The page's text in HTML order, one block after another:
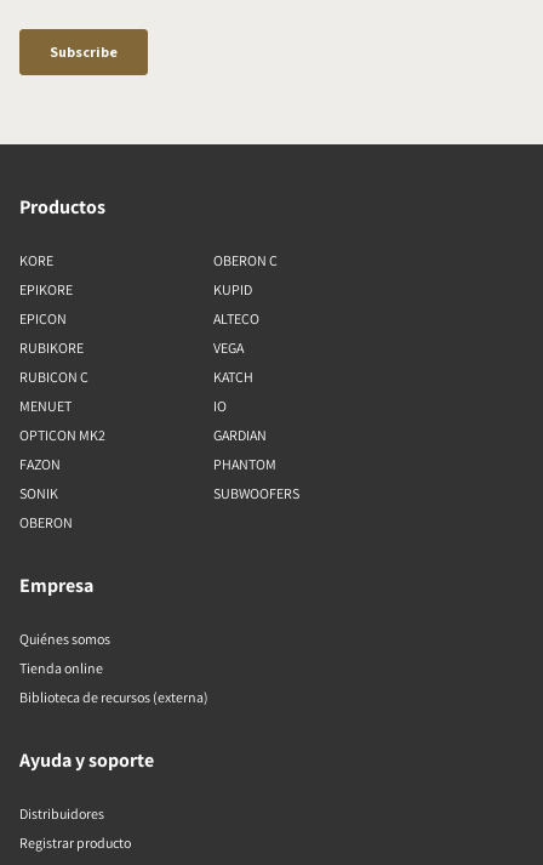
Productos
KORE
EPIKORE
EPICON
RUBIKORE
RUBICON C
MENUET
OPTICON MK2
FAZON
SONIK
OBERON
OBERON C
KUPID
ALTECO
VEGA
KATCH
IO
GARDIAN
PHANTOM
SUBWOOFERS
Empresa
Quiénes somos
Tienda online
Biblioteca de recursos (externa)
Ayuda y soporte
Distribuidores
Registrar producto